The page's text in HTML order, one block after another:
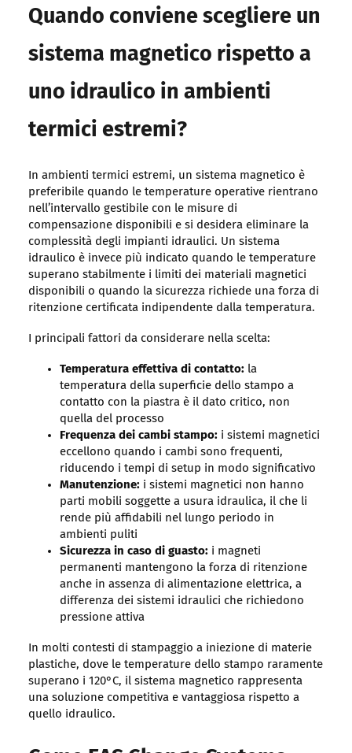
Quando conviene scegliere un
sistema magnetico rispetto a
uno idraulico in ambienti
termici estremi?
In ambienti termici estremi, un sistema magnetico è
preferibile quando le temperature operative rientrano
nell’intervallo gestibile con le misure di
compensazione disponibili e si desidera eliminare la
complessità degli impianti idraulici. Un sistema
idraulico è invece più indicato quando le temperature
superano stabilmente i limiti dei materiali magnetici
disponibili o quando la sicurezza richiede una forza di
ritenzione certificata indipendente dalla temperatura.
I principali fattori da considerare nella scelta:
Temperatura effettiva di contatto:la
temperatura della superficie dello stampo a
contatto con la piastra è il dato critico, non
quella del processo
Frequenza dei cambi stampo:i sistemi magnetici
eccellono quando i cambi sono frequenti,
riducendo i tempi di setup in modo significativo
Manutenzione:i sistemi magnetici non hanno
parti mobili soggette a usura idraulica, il che li
rende più affidabili nel lungo periodo in
ambienti puliti
Sicurezza in caso di guasto:i magneti
permanenti mantengono la forza di ritenzione
anche in assenza di alimentazione elettrica, a
differenza dei sistemi idraulici che richiedono
pressione attiva
In molti contesti di stampaggio a iniezione di materie
plastiche, dove le temperature dello stampo raramente
superano i 120°C, il sistema magnetico rappresenta
una soluzione competitiva e vantaggiosa rispetto a
quello idraulico.